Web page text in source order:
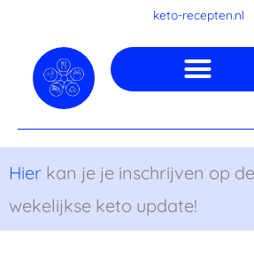
inhoud
keto-recepten.nl
Hier kan je je inschrijven op
wekelijkse keto update!